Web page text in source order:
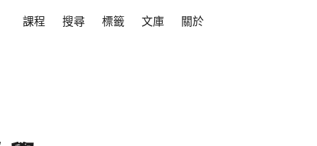
課程 搜尋 標籤 文庫 關於